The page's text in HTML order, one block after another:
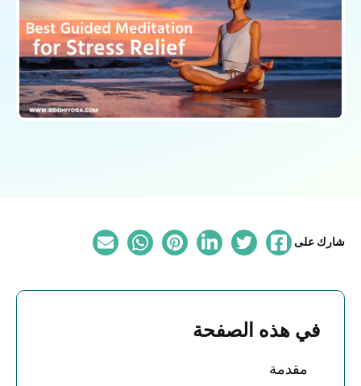
شارك على
في هذه الصفحة
مقدمة